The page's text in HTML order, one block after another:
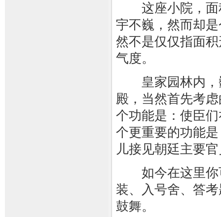
这座小院，面
宇不巍，然而却
然不是仅仅指面
气度。
皇家园林内，
殿，当然首先考
个功能是：使臣
个更重要的功能
儿接见朝廷主要
如今在这里你
装、入号舍、答
鼓舞。